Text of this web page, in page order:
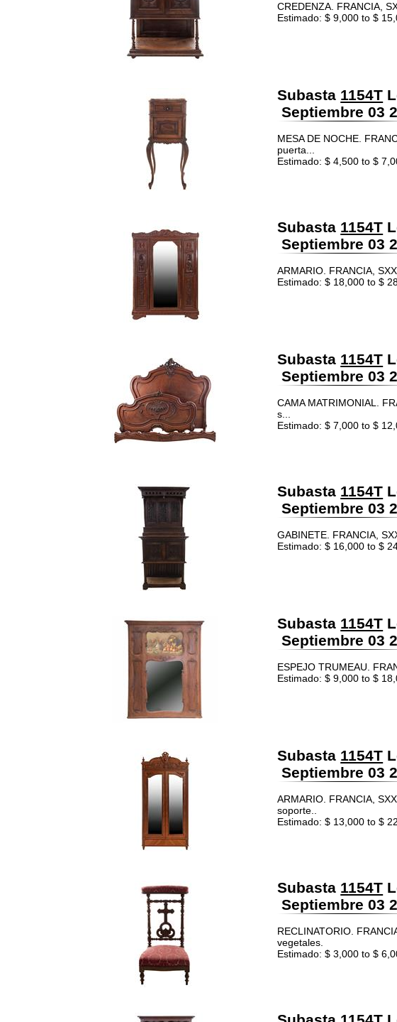
CREDENZA. FRANCIA,
Estimado: $ 9,000 to $
Subasta 1154T
Septiembre 03
MESA DE NOCHE.
puerta...
Estimado: $ 4,500 to $
Subasta 1154T
Septiembre 03
ARMARIO. FRANCIA,
Estimado: $ 18,000 to $
Subasta 1154T
Septiembre 03
CAMA MATRIMONIAL.
s...
Estimado: $ 7,000 to $
Subasta 1154T
Septiembre 03
GABINETE. FRANCIA,
Estimado: $ 16,000 to $
Subasta 1154T
Septiembre 03
ESPEJO TRUMEAU.
Estimado: $ 9,000 to $
Subasta 1154T
Septiembre 03
ARMARIO. FRANCIA,
soporte..
Estimado: $ 13,000 to $
Subasta 1154T
Septiembre 03
RECLINATORIO.
vegetales.
Estimado: $ 3,000 to $